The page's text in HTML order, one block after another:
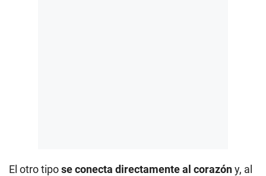
El otro tipose conecta directamente al corazóny, al